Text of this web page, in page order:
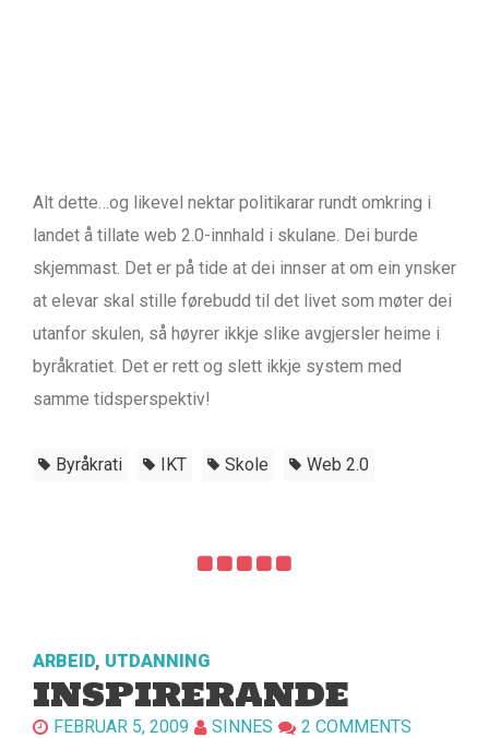
Alt dette…og likevel nektar politikarar rundt omkring i
landet å tillate web 2.0-innhald i skulane. Dei burde
skjemmast. Det er på tide at dei innser at om ein ynsker
at elevar skal stille førebudd til det livet som møter dei
utanfor skulen, så høyrer ikkje slike avgjersler heime i
byråkratiet. Det er rett og slett ikkje system med
samme tidsperspektiv!
Byråkrati IKT Skole Web 2.0
ARBEID, UTDANNING
INSPIRERANDE
FEBRUAR 5, 2009 SINNES 2 COMMENTS